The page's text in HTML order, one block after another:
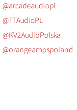
@arcadeaudiopl
@TTAudioPL
@KV2AudioPolska
@orangeampspoland